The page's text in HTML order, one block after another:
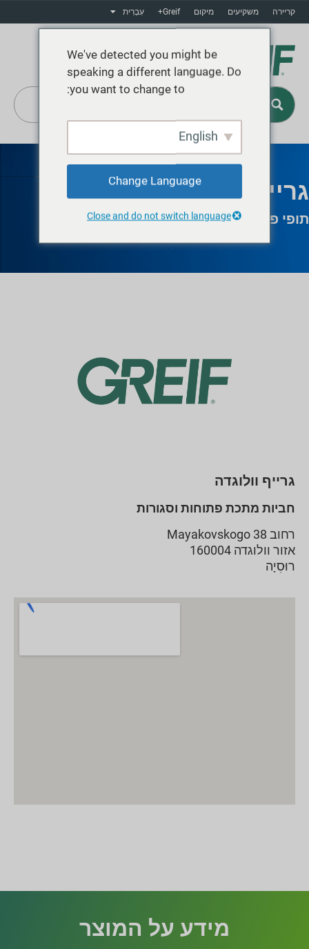
קריירה משקיעים מיקום Greif+ עִבְרִית
גרייף וולוגדה
תופי פלדה
גרייף וולוגדה
חביות מתכת פתוחות וסגורות
רחוב Mayakovskogo 38
אזור וולוגדה 160004
רוּסִיָה
מידע על המוצר
We've detected you might be
speaking a different language. Do
you want to change to:
English
Change Language
Close and do not switch language